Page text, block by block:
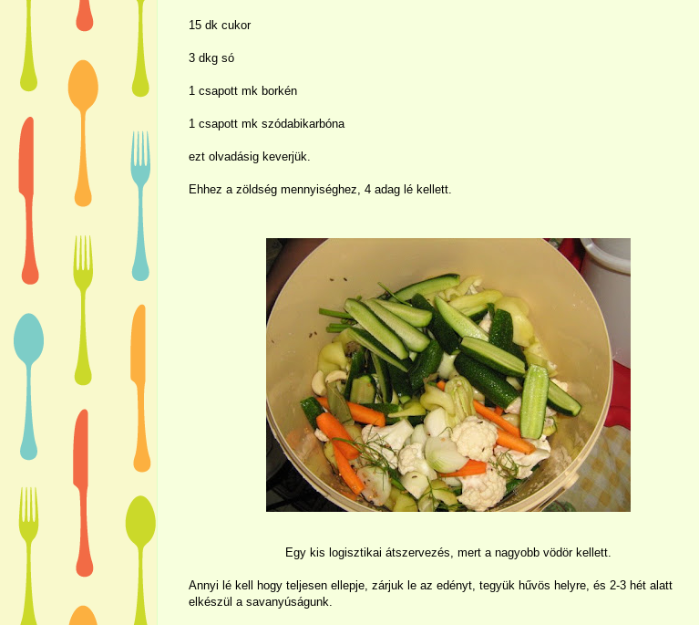
15 dk cukor
3 dkg só
1 csapott mk borkén
1 csapott mk szódabikarbóna
ezt olvadásig keverjük.
Ehhez a zöldség mennyiséghez, 4 adag lé kellett.
Egy kis logisztikai átszervezés, mert a nagyobb vödör kellett.
Annyi lé kell hogy teljesen ellepje, zárjuk le az edényt, tegyük hűvös helyre, és 2-3 hét alatt
elkészül a savanyúságunk.